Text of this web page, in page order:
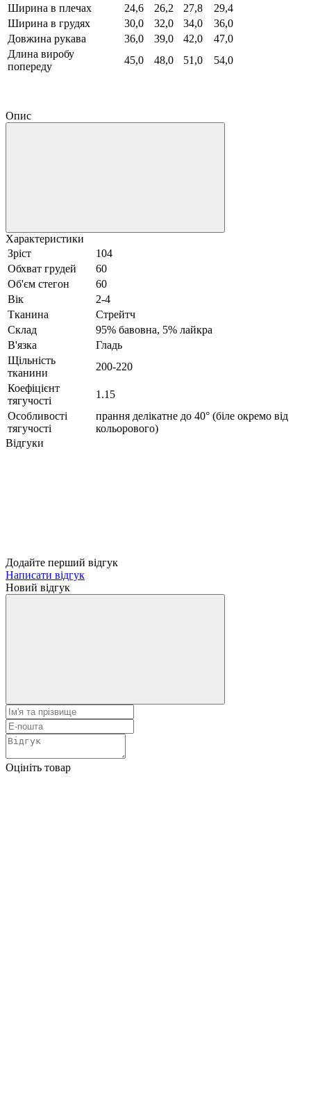
Ширина в плечах
24,6 26,2 27,8
29,4
Ширина в грудях
30,0 32,0 34,0
36,0
Довжина рукава
36,0 39,0 42,0
47,0
Длина виробу
попереду
45,0 48,0 51,0 54,0
Опис
Характеристики
Зріст
104
Обхват грудей
60
Об'єм стегон
60
Вік
2-4
Тканина
Стрейтч
Склад
95% бавовна, 5% лайкра
В'язка
Гладь
Щільність
тканини
200-220
Коефіцієнт
тягучості
1.15
Особливості
тягучості
прання делікатне до 40° (біле окремо від
кольорового)
Відгуки
Додайте перший відгук
Написати відгук
Новий відгук
Оцініть товар